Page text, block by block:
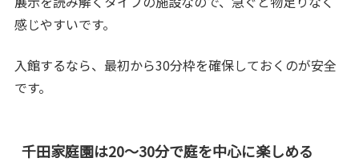
感じやすいです。
入館するなら、最初から30分枠を確保しておくのが安全
です。
千田家庭園は20〜30分で庭を中心に楽しめる